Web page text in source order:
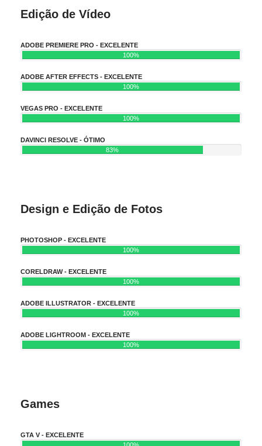
Edição de Vídeo
ADOBE PREMIERE PRO - EXCELENTE
100%
ADOBE AFTER EFFECTS - EXCELENTE
100%
VEGAS PRO - EXCELENTE
100%
DAVINCI RESOLVE - ÓTIMO
83%
Design e Edição de Fotos
PHOTOSHOP - EXCELENTE
100%
CORELDRAW - EXCELENTE
100%
ADOBE ILLUSTRATOR - EXCELENTE
100%
ADOBE LIGHTROOM - EXCELENTE
100%
Games
GTA V - EXCELENTE